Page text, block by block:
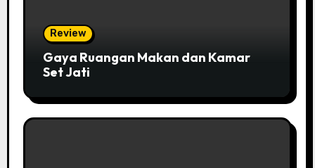
Review
Gaya Ruangan Makan dan Kamar
Set Jati